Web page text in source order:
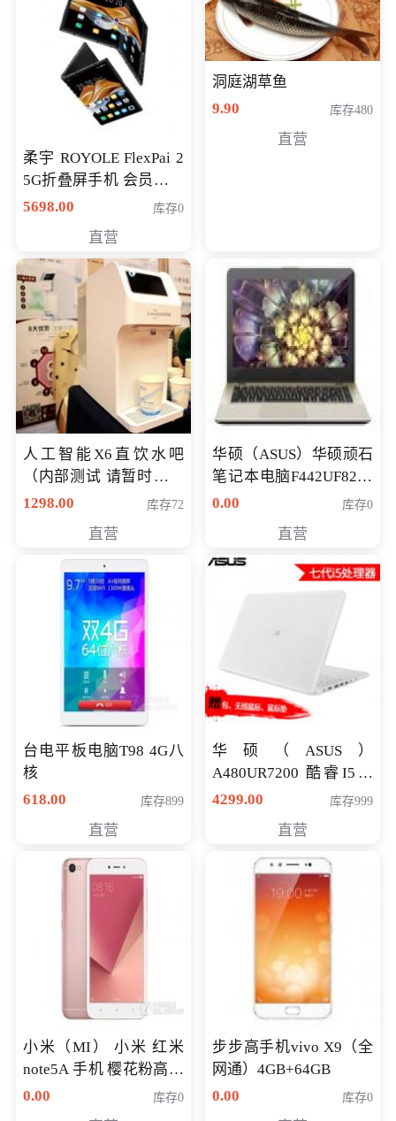
柔宇 ROYOLE FlexPai 2
5G折叠屏手机 会员专享
购买价格 4998元
5698.00 库存0
直营
洞庭湖草鱼
9.90
库存480
直营
人工智能X6直饮水吧
（内部测试 请暂时不要
购买）
1298.00 库存72
直营
华硕（ASUS）华硕顽石
笔记本电脑F442UF8250
八代独显轻薄办公商务
0.00 库存0
直营
台电平板电脑T98 4G八
核
618.00
库存899
直营
华硕（ASUS）
A480UR7200 酷睿I5超
薄学生办公游戏独显笔
NV930-2G独
4299.00 库存999
直营
小米（MI） 小米 红米
note5A 手机 樱花粉高配
版 全网通(3G+32G)
0.00 库存0
步步高手机vivo X9（全
网通）4GB+64GB
0.00
库存0